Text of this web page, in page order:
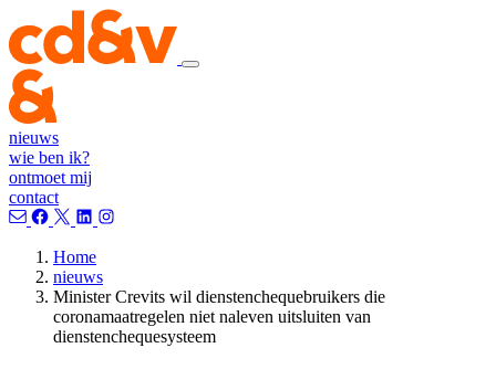
nieuws
wie ben ik?
ontmoet mij
contact
Home
nieuws
Minister Crevits wil dienstenchequebruikers die
coronamaatregelen niet naleven uitsluiten van
dienstenchequesysteem